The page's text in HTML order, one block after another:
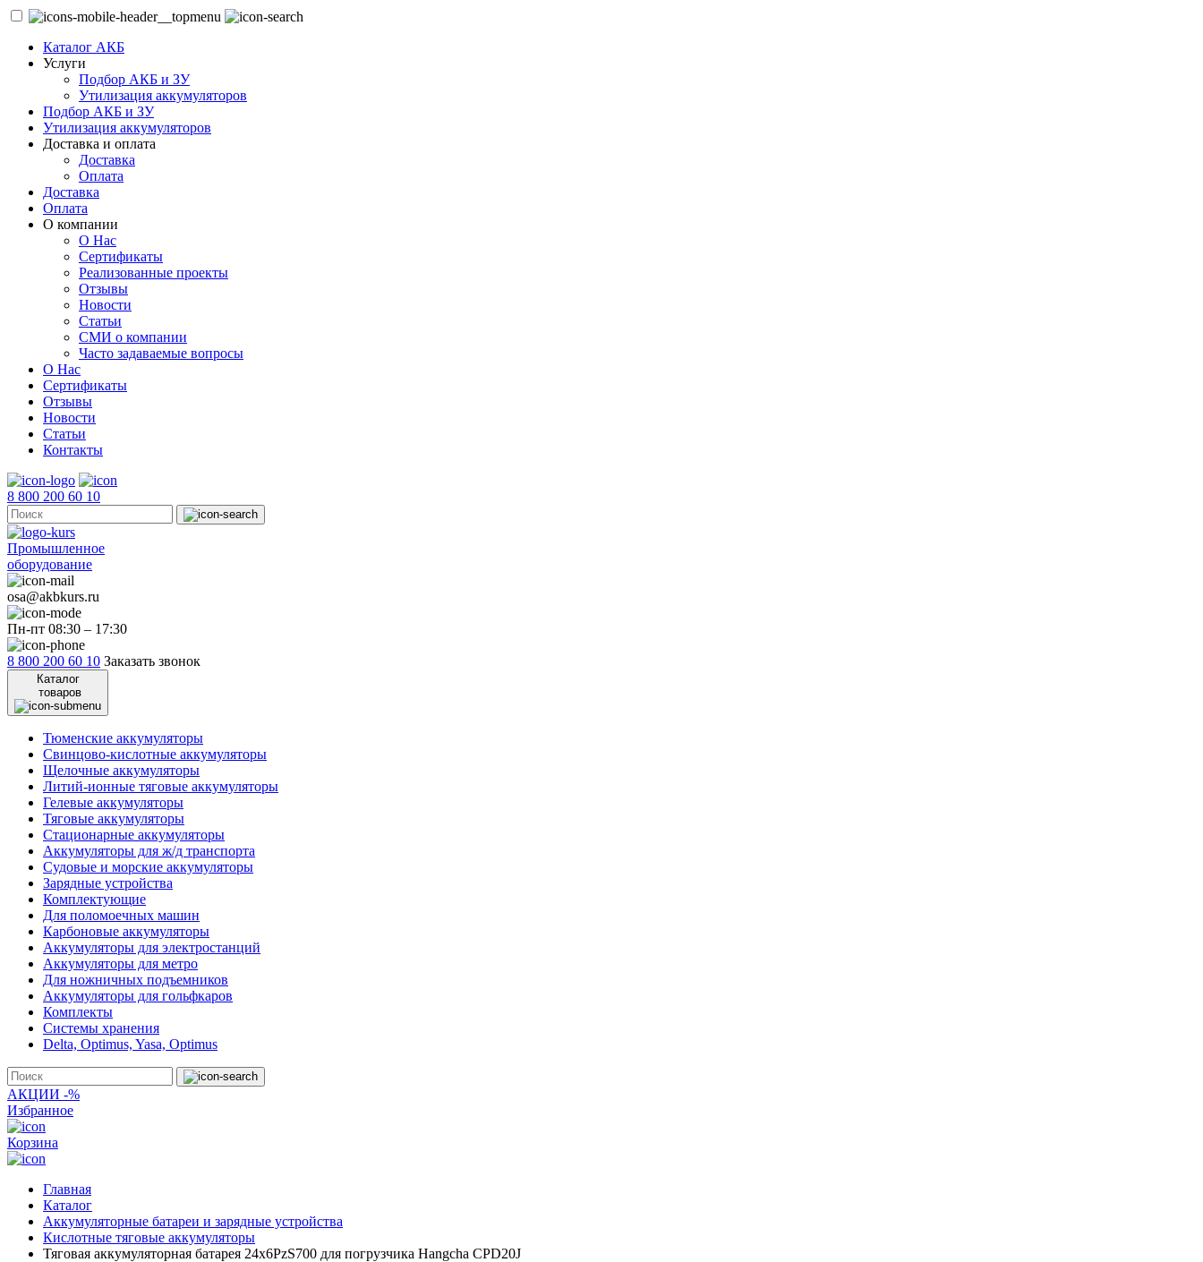
Каталог АКБ
Услуги
Подбор АКБ и ЗУ
Утилизация аккумуляторов
Подбор АКБ и ЗУ
Утилизация аккумуляторов
Доставка и оплата
Доставка
Оплата
Доставка
Оплата
О компании
О Нас
Сертификаты
Реализованные проекты
Отзывы
Новости
Статьи
СМИ о компании
Часто задаваемые вопросы
О Нас
Сертификаты
Отзывы
Новости
Статьи
Контакты
8 800 200 60 10
Промышленное
оборудование
osa@akbkurs.ru
Пн-пт 08:30 – 17:30
8 800 200 60 10 Заказать звонок
Каталог
товаров
Тюменские аккумуляторы
Свинцово-кислотные аккумуляторы
Щелочные аккумуляторы
Литий-ионные тяговые аккумуляторы
Гелевые аккумуляторы
Тяговые аккумуляторы
Стационарные аккумуляторы
Аккумуляторы для ж/д транспорта
Судовые и морские аккумуляторы
Зарядные устройства
Комплектующие
Для поломоечных машин
Карбоновые аккумуляторы
Аккумуляторы для электростанций
Аккумуляторы для метро
Для ножничных подъемников
Аккумуляторы для гольфкаров
Комплекты
Системы хранения
Delta, Optimus, Yasa, Optimus
АКЦИИ -%
Избранное
Корзина
Главная
Каталог
Аккумуляторные батареи и зарядные устройства
Кислотные тяговые аккумуляторы
Тяговая аккумуляторная батарея 24х6PzS700 для погрузчика Hangcha CPD20J